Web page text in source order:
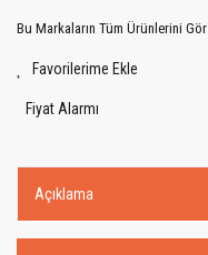
Bu Markaların Tüm Ürünlerini Gör
Fiyat Alarmı
Açıklama